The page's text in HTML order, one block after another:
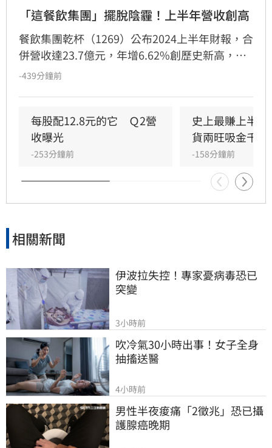
「這餐飲集團」擺脫陰霾！上半年營收創高
餐飲集團乾杯（1269）公布2024上半年財報，合
併營收達23.7億元，年增6.62%創歷史新高，稅
後淨利858.6萬元，成功轉虧為盈，EPS為0.42
國事業認列資產減損影響獲利，但整體營運體質
穩健。展望下半年，乾杯將把握暑假及中秋節餐
飲旺季，持續擴張版圖，預計於台北及高雄等地
新增多家「黑毛屋」與「牛舌佑介」門市，透過
積極展店策略，進一步擴大營收規模，展現持續
成長的企圖心。
-439分鐘前
每股配12.8元的它　Ｑ2營
收曝光
-253分鐘前
史上最賺上半
貨兩旺吸金千億
-158分鐘前
相關新聞
伊波拉失控！專家憂病毒恐已
突變
3小時前
吹冷氣30小時出事！女子全身
抽搐送醫
4小時前
男性半夜痠痛「2徵兆」恐已攝
護腺癌晚期